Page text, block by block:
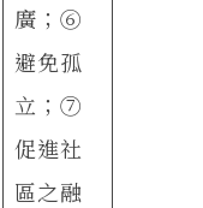
廣；⑥
避免孤
立；⑦
促進社
區之融